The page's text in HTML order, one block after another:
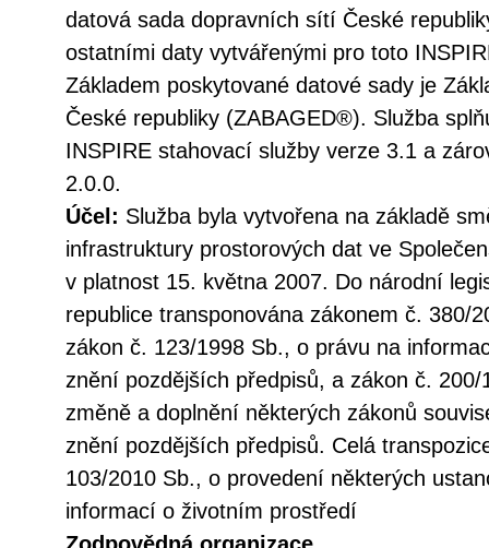
datová sada dopravních sítí České
ostatními daty vytvářenými pro toto
Základem poskytované datové sady je
České republiky (ZABAGED®). Služba
INSPIRE stahovací služby verze 3.1 a
2.0.0.
Účel: Služba byla vytvořena na základě
infrastruktury prostorových dat ve
v platnost 15. května 2007. Do národní
republice transponována zákonem č. 380/
zákon č. 123/1998 Sb., o právu na
znění pozdějších předpisů, a zákon č.
změně a doplnění některých zákonů
znění pozdějších předpisů. Celá
103/2010 Sb., o provedení některých
informací o životním prostředí